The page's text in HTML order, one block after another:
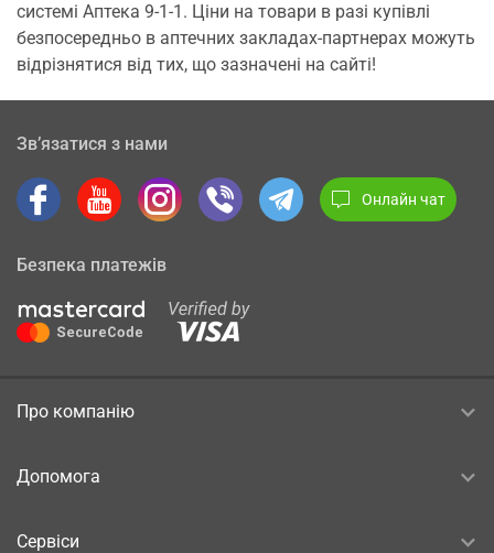
системі Аптека 9-1-1. Ціни на товари в разі купівлі
безпосередньо в аптечних закладах-партнерах можуть
відрізнятися від тих, що зазначені на сайті!
Зв’язатися з нами
Онлайн чат
Безпека платежів
Про компанію
Допомога
Сервіси